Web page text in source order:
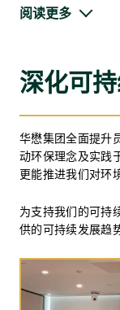
作计划，透过举办
享行业专业知识及
华懋集团深明投资
量资源用于学习与
等多项人才培育举
华懋集团荣膺
荣充分肯定集
《僱员学习与发展
阅读更多
深化可
华懋集团全面提升
动环保理念及实践
更能推进我们对环
为支持我们的可持
供的可持续发展趋